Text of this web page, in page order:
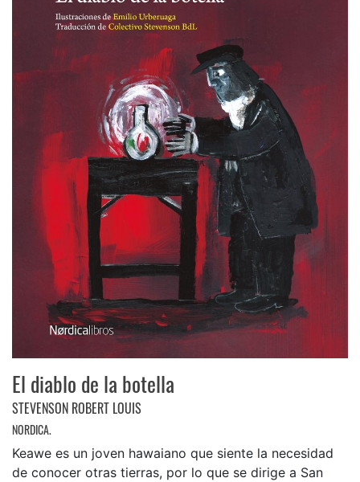
El diablo de la botella
STEVENSON ROBERT LOUIS
NORDICA.
Keawe es un joven hawaiano que siente la necesidad
de conocer otras tierras, por lo que se dirige a San